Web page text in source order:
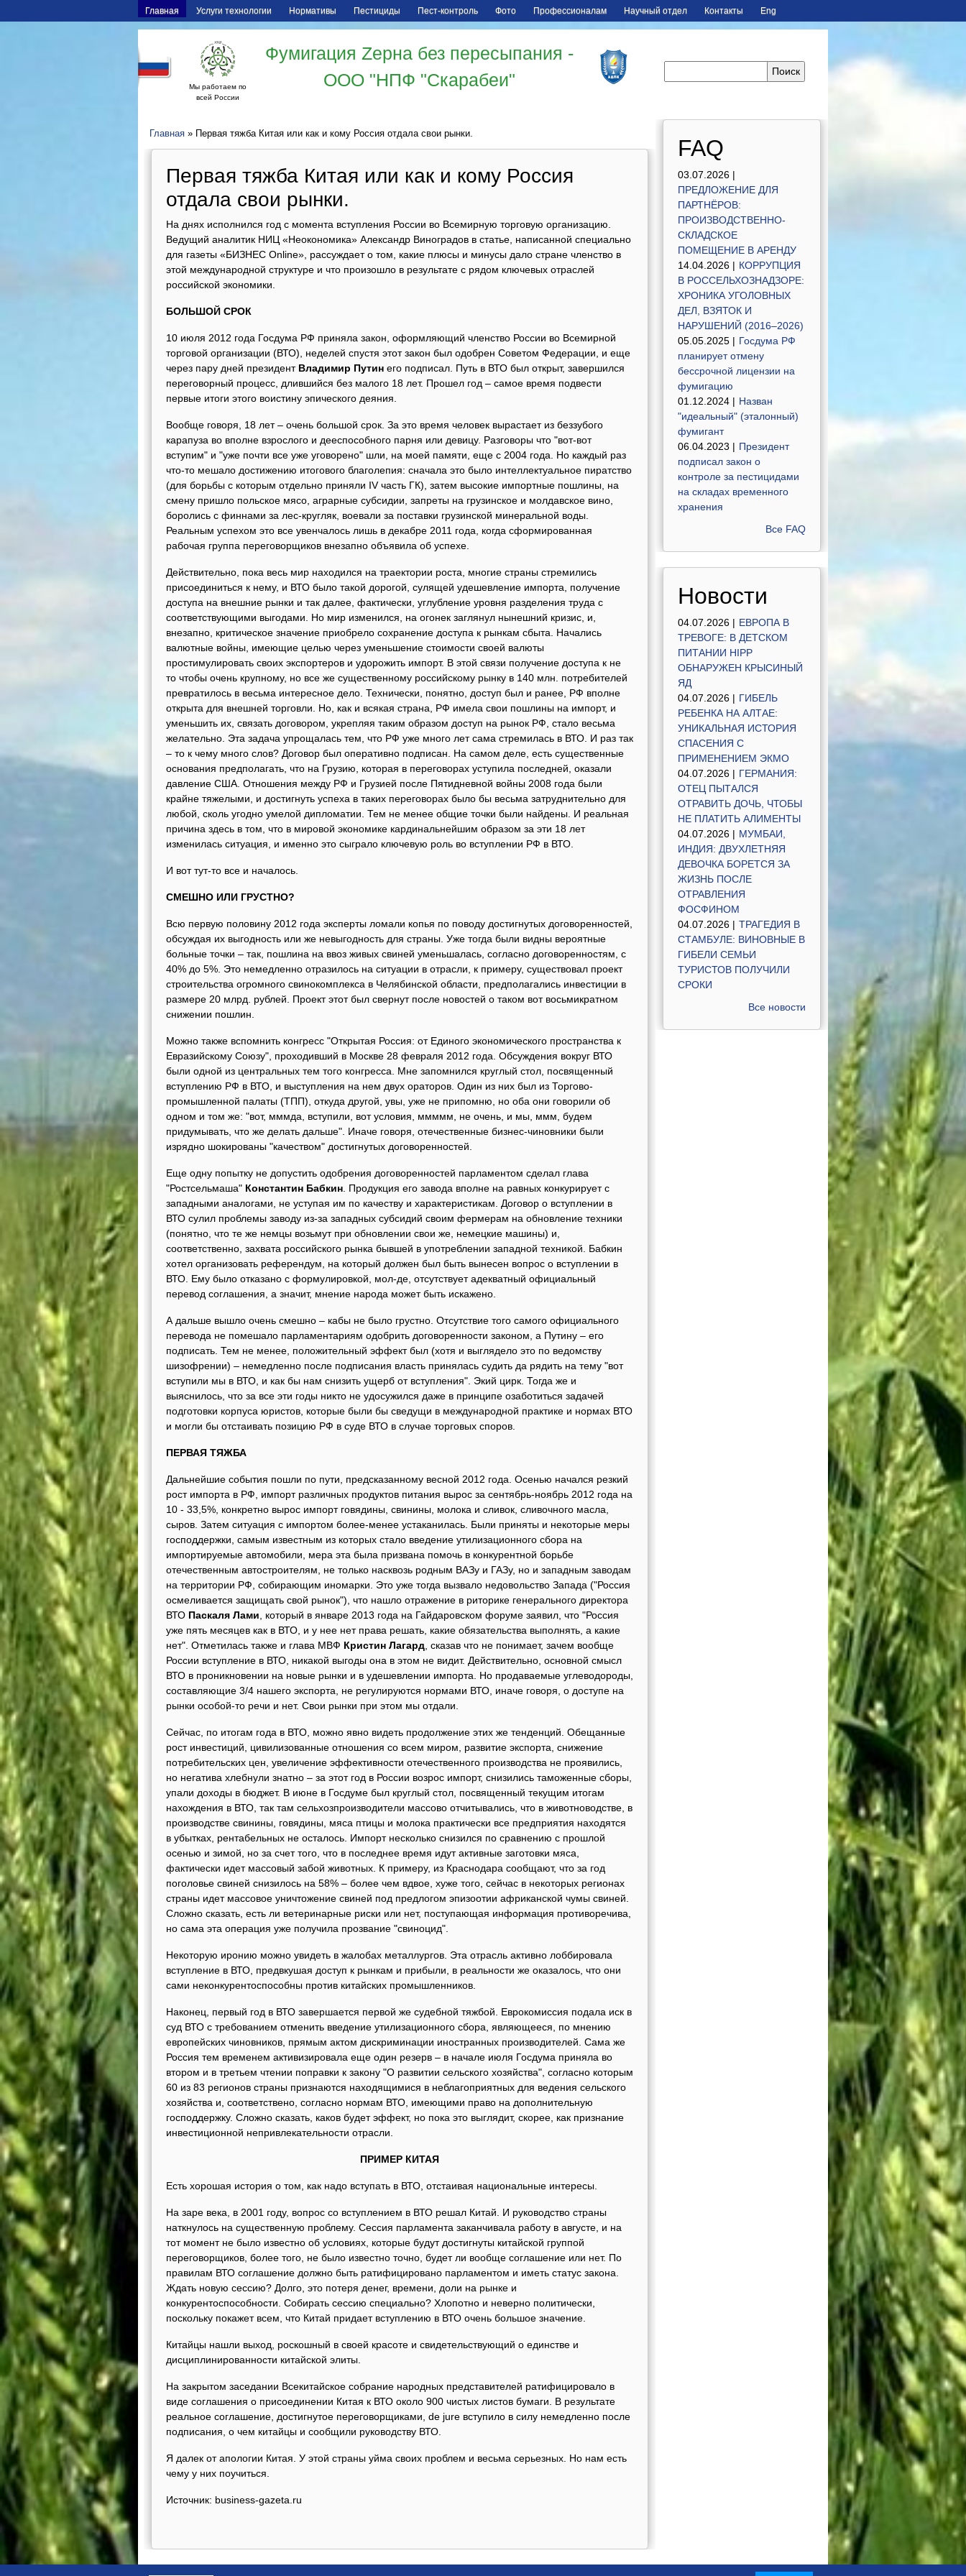
Главная Услуги технологии Нормативы Пестициды Пест-контроль Фото Профессионалам Научный отдел Контакты Eng
Мы работаем по
всей России
Фумигация Zерна без пересыпания -
ООО "НПФ "Скарабеи"
Главная » Первая тяжба Китая или как и кому Россия отдала свои рынки.
Первая тяжба Китая или как и кому Россия
отдала свои рынки.
На днях исполнился год с момента вступления России во Всемирную торговую организацию.
Ведущий аналитик НИЦ «Неокономика» Александр Виноградов в статье, написанной специально
для газеты «БИЗНЕС Online», рассуждает о том, какие плюсы и минусы дало стране членство в
этой международной структуре и что произошло в результате с рядом ключевых отраслей
российской экономики.
БОЛЬШОЙ СРОК
10 июля 2012 года Госдума РФ приняла закон, оформляющий членство России во Всемирной
торговой организации (ВТО), неделей спустя этот закон был одобрен Советом Федерации, и еще
через пару дней президент Владимир Путин его подписал. Путь в ВТО был открыт, завершился
переговорный процесс, длившийся без малого 18 лет. Прошел год – самое время подвести
первые итоги этого воистину эпического деяния.
Вообще говоря, 18 лет – очень большой срок. За это время человек вырастает из беззубого
карапуза во вполне взрослого и дееспособного парня или девицу. Разговоры что "вот-вот
вступим" и "уже почти все уже уговорено" шли, на моей памяти, еще с 2004 года. Но каждый раз
что-то мешало достижению итогового благолепия: сначала это было интеллектуальное пиратство
(для борьбы с которым отдельно приняли IV часть ГК), затем высокие импортные пошлины, на
смену пришло польское мясо, аграрные субсидии, запреты на грузинское и молдавское вино,
боролись с финнами за лес-кругляк, воевали за поставки грузинской минеральной воды.
Реальным успехом это все увенчалось лишь в декабре 2011 года, когда сформированная
рабочая группа переговорщиков внезапно объявила об успехе.
Действительно, пока весь мир находился на траектории роста, многие страны стремились
присоединиться к нему, и ВТО было такой дорогой, сулящей удешевление импорта, получение
доступа на внешние рынки и так далее, фактически, углубление уровня разделения труда с
соответствующими выгодами. Но мир изменился, на огонек заглянул нынешний кризис, и,
внезапно, критическое значение приобрело сохранение доступа к рынкам сбыта. Начались
валютные войны, имеющие целью через уменьшение стоимости своей валюты
простимулировать своих экспортеров и удорожить импорт. В этой связи получение доступа к не
то чтобы очень крупному, но все же существенному российскому рынку в 140 млн. потребителей
превратилось в весьма интересное дело. Технически, понятно, доступ был и ранее, РФ вполне
открыта для внешней торговли. Но, как и всякая страна, РФ имела свои пошлины на импорт, и
уменьшить их, связать договором, укрепляя таким образом доступ на рынок РФ, стало весьма
желательно. Эта задача упрощалась тем, что РФ уже много лет сама стремилась в ВТО. И раз так
– то к чему много слов? Договор был оперативно подписан. На самом деле, есть существенные
основания предполагать, что на Грузию, которая в переговорах уступила последней, оказали
давление США. Отношения между РФ и Грузией после Пятидневной войны 2008 года были
крайне тяжелыми, и достигнуть успеха в таких переговорах было бы весьма затруднительно для
любой, сколь угодно умелой дипломатии. Тем не менее общие точки были найдены. И реальная
причина здесь в том, что в мировой экономике кардинальнейшим образом за эти 18 лет
изменилась ситуация, и именно это сыграло ключевую роль во вступлении РФ в ВТО.
И вот тут-то все и началось.
СМЕШНО ИЛИ ГРУСТНО?
Всю первую половину 2012 года эксперты ломали копья по поводу достигнутых договоренностей,
обсуждая их выгодность или же невыгодность для страны. Уже тогда были видны вероятные
больные точки – так, пошлина на ввоз живых свиней уменьшалась, согласно договоренностям, с
40% до 5%. Это немедленно отразилось на ситуации в отрасли, к примеру, существовал проект
строительства огромного свинокомплекса в Челябинской области, предполагались инвестиции в
размере 20 млрд. рублей. Проект этот был свернут после новостей о таком вот восьмикратном
снижении пошлин.
Можно также вспомнить конгресс "Открытая Россия: от Единого экономического пространства к
Евразийскому Союзу", проходивший в Москве 28 февраля 2012 года. Обсуждения вокруг ВТО
были одной из центральных тем того конгресса. Мне запомнился круглый стол, посвященный
вступлению РФ в ВТО, и выступления на нем двух ораторов. Один из них был из Торгово-
промышленной палаты (ТПП), откуда другой, увы, уже не припомню, но оба они говорили об
одном и том же: "вот, мммда, вступили, вот условия, ммммм, не очень, и мы, ммм, будем
придумывать, что же делать дальше". Иначе говоря, отечественные бизнес-чиновники были
изрядно шокированы "качеством" достигнутых договоренностей.
Еще одну попытку не допустить одобрения договоренностей парламентом сделал глава
"Ростсельмаша" Константин Бабкин . Продукция его завода вполне на равных конкурирует с
западными аналогами, не уступая им по качеству и характеристикам. Договор о вступлении в
ВТО сулил проблемы заводу из-за западных субсидий своим фермерам на обновление техники
(понятно, что те же немцы возьмут при обновлении свои же, немецкие машины) и,
соответственно, захвата российского рынка бывшей в употреблении западной техникой. Бабкин
хотел организовать референдум, на который должен был быть вынесен вопрос о вступлении в
ВТО. Ему было отказано с формулировкой, мол-де, отсутствует адекватный официальный
перевод соглашения, а значит, мнение народа может быть искажено.
А дальше вышло очень смешно – кабы не было грустно. Отсутствие того самого официального
перевода не помешало парламентариям одобрить договоренности законом, а Путину – его
подписать. Тем не менее, положительный эффект был (хотя и выглядело это по ведомству
шизофрении) – немедленно после подписания власть принялась судить да рядить на тему "вот
вступили мы в ВТО, и как бы нам снизить ущерб от вступления". Экий цирк. Тогда же и
выяснилось, что за все эти годы никто не удосужился даже в принципе озаботиться задачей
подготовки корпуса юристов, которые были бы сведущи в международной практике и нормах ВТО
и могли бы отстаивать позицию РФ в суде ВТО в случае торговых споров.
ПЕРВАЯ ТЯЖБА
Дальнейшие события пошли по пути, предсказанному весной 2012 года. Осенью начался резкий
рост импорта в РФ, импорт различных продуктов питания вырос за сентябрь-ноябрь 2012 года на
10 - 33,5%, конкретно вырос импорт говядины, свинины, молока и сливок, сливочного масла,
сыров. Затем ситуация с импортом более-менее устаканилась. Были приняты и некоторые меры
господдержки, самым известным из которых стало введение утилизационного сбора на
импортируемые автомобили, мера эта была призвана помочь в конкурентной борьбе
отечественным автостроителям, не только насквозь родным ВАЗу и ГАЗу, но и западным заводам
на территории РФ, собирающим иномарки. Это уже тогда вызвало недовольство Запада ("Россия
осмеливается защищать свой рынок"), что нашло отражение в риторике генерального директора
ВТО Паскаля Лами , который в январе 2013 года на Гайдаровском форуме заявил, что "Россия
уже пять месяцев как в ВТО, и у нее нет права решать, какие обязательства выполнять, а какие
нет". Отметилась также и глава МВФ Кристин Лагард , сказав что не понимает, зачем вообще
России вступление в ВТО, никакой выгоды она в этом не видит. Действительно, основной смысл
ВТО в проникновении на новые рынки и в удешевлении импорта. Но продаваемые углеводороды,
составляющие 3/4 нашего экспорта, не регулируются нормами ВТО, иначе говоря, о доступе на
рынки особой-то речи и нет. Свои рынки при этом мы отдали.
Сейчас, по итогам года в ВТО, можно явно видеть продолжение этих же тенденций. Обещанные
рост инвестиций, цивилизованные отношения со всем миром, развитие экспорта, снижение
потребительских цен, увеличение эффективности отечественного производства не проявились,
но негатива хлебнули знатно – за этот год в России возрос импорт, снизились таможенные сборы,
упали доходы в бюджет. В июне в Госдуме был круглый стол, посвященный текущим итогам
нахождения в ВТО, так там сельхозпроизводители массово отчитывались, что в животноводстве, в
производстве свинины, говядины, мяса птицы и молока практически все предприятия находятся
в убытках, рентабельных не осталось. Импорт несколько снизился по сравнению с прошлой
осенью и зимой, но за счет того, что в последнее время идут активные заготовки мяса,
фактически идет массовый забой животных. К примеру, из Краснодара сообщают, что за год
поголовье свиней снизилось на 58% – более чем вдвое, хуже того, сейчас в некоторых регионах
страны идет массовое уничтожение свиней под предлогом эпизоотии африканской чумы свиней.
Сложно сказать, есть ли ветеринарные риски или нет, поступающая информация противоречива,
но сама эта операция уже получила прозвание "свиноцид".
Некоторую иронию можно увидеть в жалобах металлургов. Эта отрасль активно лоббировала
вступление в ВТО, предвкушая доступ к рынкам и прибыли, в реальности же оказалось, что они
сами неконкурентоспособны против китайских промышленников.
Наконец, первый год в ВТО завершается первой же судебной тяжбой. Еврокомиссия подала иск в
суд ВТО с требованием отменить введение утилизационного сбора, являющееся, по мнению
европейских чиновников, прямым актом дискриминации иностранных производителей. Сама же
Россия тем временем активизировала еще один резерв – в начале июля Госдума приняла во
втором и в третьем чтении поправки к закону "О развитии сельского хозяйства", согласно которым
60 из 83 регионов страны признаются находящимися в неблагоприятных для ведения сельского
хозяйства и, соответствено, согласно нормам ВТО, имеющими право на дополнительную
господдержку. Сложно сказать, каков будет эффект, но пока это выглядит, скорее, как признание
инвестиционной непривлекательности отрасли.
ПРИМЕР КИТАЯ
Есть хорошая история о том, как надо вступать в ВТО, отстаивая национальные интересы.
На заре века, в 2001 году, вопрос со вступлением в ВТО решал Китай. И руководство страны
наткнулось на существенную проблему. Сессия парламента заканчивала работу в августе, и на
тот момент не было известно об условиях, которые будут достигнуты китайской группой
переговорщиков, более того, не было известно точно, будет ли вообще соглашение или нет. По
правилам ВТО соглашение должно быть ратифицировано парламентом и иметь статус закона.
Ждать новую сессию? Долго, это потеря денег, времени, доли на рынке и
конкурентоспособности. Собирать сессию специально? Хлопотно и неверно политически,
поскольку покажет всем, что Китай придает вступлению в ВТО очень большое значение.
Китайцы нашли выход, роскошный в своей красоте и свидетельствующий о единстве и
дисциплинированности китайской элиты.
На закрытом заседании Всекитайское собрание народных представителей ратифицировало в
виде соглашения о присоединении Китая к ВТО около 900 чистых листов бумаги. В результате
реальное соглашение, достигнутое переговорщиками, de jure вступило в силу немедленно после
подписания, о чем китайцы и сообщили руководству ВТО.
Я далек от апологии Китая. У этой страны уйма своих проблем и весьма серьезных. Но нам есть
чему у них поучиться.
Источник: business-gazeta.ru
FAQ
03.07.2026 |
ПРЕДЛОЖЕНИЕ ДЛЯ
ПАРТНЁРОВ:
ПРОИЗВОДСТВЕННО-
СКЛАДСКОЕ
ПОМЕЩЕНИЕ В АРЕНДУ
14.04.2026 | КОРРУПЦИЯ
В РОССЕЛЬХОЗНАДЗОРЕ:
ХРОНИКА УГОЛОВНЫХ
ДЕЛ, ВЗЯТОК И
НАРУШЕНИЙ (2016–2026)
05.05.2025 | Госдума РФ
планирует отмену
бессрочной лицензии на
фумигацию
01.12.2024 | Назван
"идеальный" (эталонный)
фумигант
06.04.2023 | Президент
подписал закон о
контроле за пестицидами
на складах временного
хранения
Все FAQ
Новости
04.07.2026 | ЕВРОПА В
ТРЕВОГЕ: В ДЕТСКОМ
ПИТАНИИ HIPP
ОБНАРУЖЕН КРЫСИНЫЙ
ЯД
04.07.2026 | ГИБЕЛЬ
РЕБЕНКА НА АЛТАЕ:
УНИКАЛЬНАЯ ИСТОРИЯ
СПАСЕНИЯ С
ПРИМЕНЕНИЕМ ЭКМО
04.07.2026 | ГЕРМАНИЯ:
ОТЕЦ ПЫТАЛСЯ
ОТРАВИТЬ ДОЧЬ, ЧТОБЫ
НЕ ПЛАТИТЬ АЛИМЕНТЫ
04.07.2026 | МУМБАИ,
ИНДИЯ: ДВУХЛЕТНЯЯ
ДЕВОЧКА БОРЕТСЯ ЗА
ЖИЗНЬ ПОСЛЕ
ОТРАВЛЕНИЯ
ФОСФИНОМ
04.07.2026 | ТРАГЕДИЯ В
СТАМБУЛЕ: ВИНОВНЫЕ В
ГИБЕЛИ СЕМЬИ
ТУРИСТОВ ПОЛУЧИЛИ
СРОКИ
Все новости